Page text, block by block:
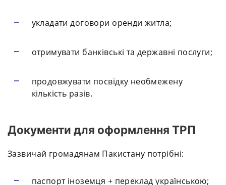
укладати договори оренди житла;
отримувати банківські та державні послуги;
продовжувати посвідку необмежену
кількість разів.
Документи для оформлення ТРП
Зазвичай громадянам Пакистану потрібні:
паспорт іноземця + переклад українською;